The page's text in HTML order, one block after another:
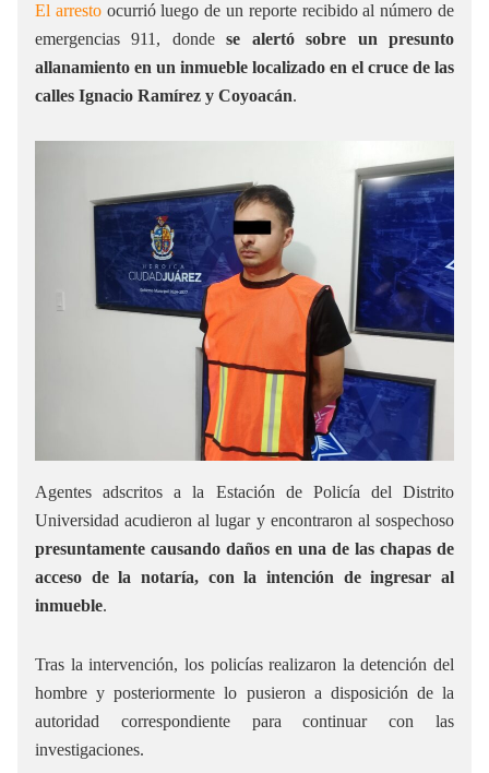
El arrestoocurrió luego de un reporte recibido al número de
emergencias 911, dondese alertó sobre un presunto
allanamiento en un inmueble localizado en el cruce de las
calles Ignacio Ramírez y Coyoacán.
Agentes adscritos a la Estación de Policía del Distrito
Universidad acudieron al lugar y encontraron al sospechoso
presuntamente causando daños en una de las chapas de
acceso de la notaría, con la intención de ingresar al
inmueble.
Tras la intervención, los policías realizaron la detención del
hombre y posteriormente lo pusieron a disposición de la
autoridad correspondiente para continuar con las
investigaciones.